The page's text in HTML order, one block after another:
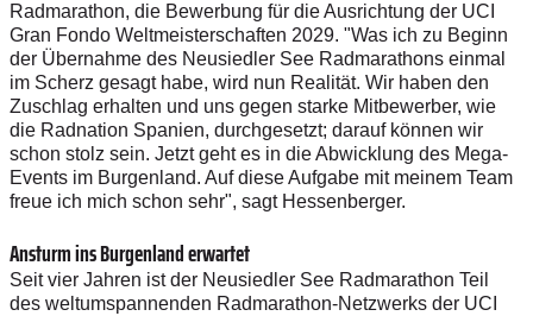
Radmarathon, die Bewerbung für die Ausrichtung der UCI
Gran Fondo Weltmeisterschaften 2029. "Was ich zu Beginn
der Übernahme des Neusiedler See Radmarathons einmal
im Scherz gesagt habe, wird nun Realität. Wir haben den
Zuschlag erhalten und uns gegen starke Mitbewerber, wie
die Radnation Spanien, durchgesetzt; darauf können wir
schon stolz sein. Jetzt geht es in die Abwicklung des Mega-
Events im Burgenland. Auf diese Aufgabe mit meinem Team
freue ich mich schon sehr", sagt Hessenberger.
Ansturm ins Burgenland erwartet
Seit vier Jahren ist der Neusiedler See Radmarathon Teil
des weltumspannenden Radmarathon-Netzwerks der UCI